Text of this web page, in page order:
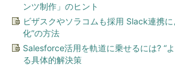
ンツ制作」のヒント
ビザスクやソラコムも採用 Slack連携に
化”の方法
Salesforce活用を軌道に乗せるには? “
る具体的解決策